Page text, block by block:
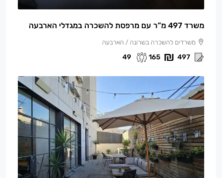
משרד 497 מ”ר עם מרפסת להשכרה במגדלי הארבעה
משרדים להשכרה בשרונה / הארבעה
497
165
49